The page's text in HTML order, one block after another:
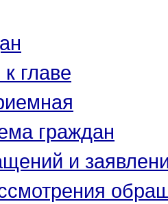
главе
граждан
и